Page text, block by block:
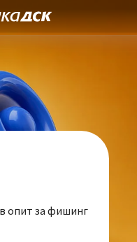
опит за фишинг